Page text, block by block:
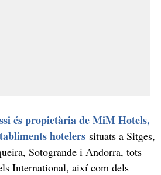
és propietària de MiM Hotels,
hotelers situats a Sitges,
Sotogrande i Andorra, tots
International, així com dels